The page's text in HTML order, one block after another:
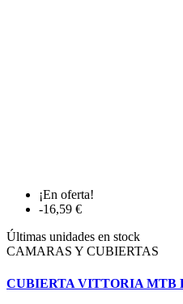
¡En oferta!
-16,59 €
Últimas unidades en stock
CAMARAS Y CUBIERTAS
CUBIERTA VITTORIA MTB